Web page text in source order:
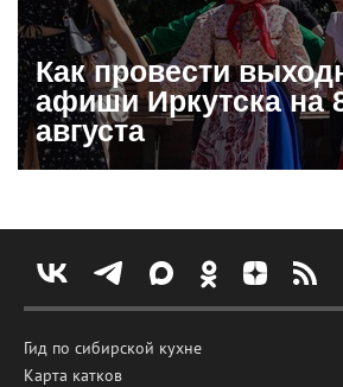
Как провести
афиши Иркутска на
августа
Гид по сибирской кухне
Карта катков